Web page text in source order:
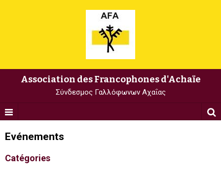
Association des Francophones d'Achaïe
Σύνδεσμος Γαλλόφωνων Αχαΐας
Evénements
Catégories